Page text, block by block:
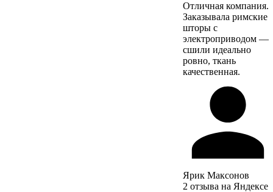
Отличная компания.
Заказывала римские
шторы с
электроприводом —
сшили идеально
ровно, ткань
качественная.
Ярик Максонов
2 отзыва на Яндексе